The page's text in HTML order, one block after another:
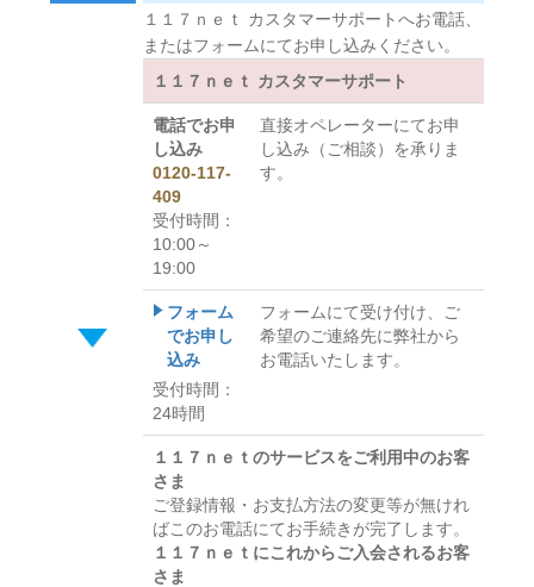
１１７ｎｅｔ カスタマーサポートへお電話、
またはフォームにてお申し込みください。
１１７ｎｅｔ カスタマーサポート
電話でお申
し込み
0120-117-
409
受付時間：
10:00～
19:00
直接オペレーターにてお申
し込み（ご相談）を承りま
す。
フォーム
でお申し
込み
受付時間：
24時間
フォームにて受け付け、ご
希望のご連絡先に弊社から
お電話いたします。
１１７ｎｅｔのサービスをご利用中のお客
さま
ご登録情報・お支払方法の変更等が無けれ
ばこのお電話にてお手続きが完了します。
１１７ｎｅｔにこれからご入会されるお客
さま